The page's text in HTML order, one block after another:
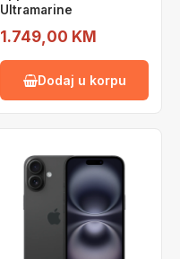
Ultramarine
1.749,00 KM
Dodaj u korpu